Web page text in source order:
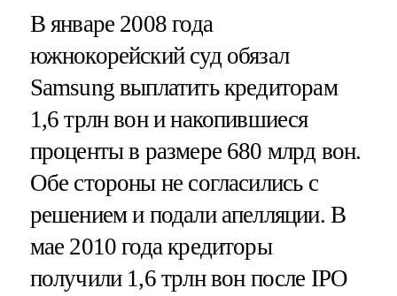
В январе 2008 года
южнокорейский суд обязал
Samsung выплатить кредиторам
1,6 трлн вон и накопившиеся
проценты в размере 680 млрд вон.
Обе стороны не согласились с
решением и подали апелляции. В
мае 2010 года кредиторы
получили 1,6 трлн вон после IPO